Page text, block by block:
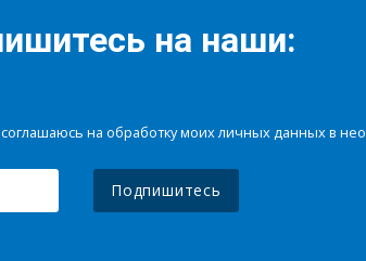
на наши:
на обработку моих личных данных в
Подпишитесь